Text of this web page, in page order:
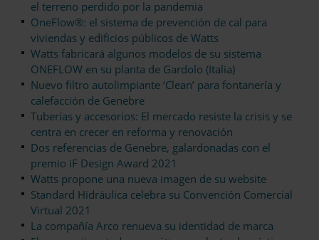
el terreno perdido por la pandemia
OneFlow®: el sistema de prevención de cal para
viviendas y edificios públicos de Watts
Watts fabricará algunos modelos de su sistema
ONEFLOW en su planta de Gardolo (Italia)
Nuevo filtro autolimpiante ‘Clean’ para fontanería y
calefacción de Genebre
Tuberías y accesorios: El mercado resiste la crisis y se
centra en crecer en reforma y renovación
Dos referencias de Genebre, galardonadas con el
premio iF Design Award 2021
Watts propone una nueva imagen de su website
Standard Hidráulica celebra su Convención Comercial
Virtual 2021
La compañía Arco renueva su identidad de marca